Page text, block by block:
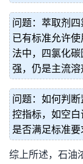
问题：萃取剂
已有标准允许
法中，四氯化
强，仍是主流溶
问题：如何判
控指标，如空
是否满足标准要
综上所述，石油